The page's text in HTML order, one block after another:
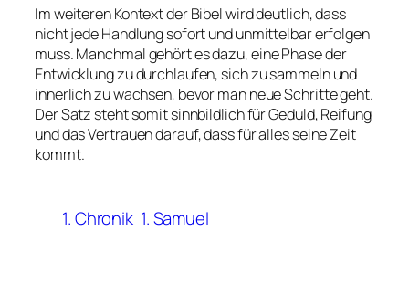
Im weiteren Kontext der Bibel wird deutlich, dass
nicht jede Handlung sofort und unmittelbar erfolgen
muss. Manchmal gehört es dazu, eine Phase der
Entwicklung zu durchlaufen, sich zu sammeln und
innerlich zu wachsen, bevor man neue Schritte geht.
Der Satz steht somit sinnbildlich für Geduld, Reifung
und das Vertrauen darauf, dass für alles seine Zeit
kommt.
1. Chronik 1. Samuel